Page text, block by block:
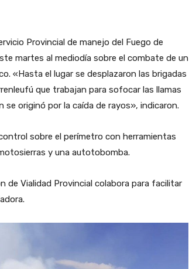
Provincial de manejo del Fuego de
martes al mediodía sobre el combate de un
«Hasta el lugar se desplazaron las brigadas
que trabajan para sofocar las llamas
originó por la caída de rayos», indicaron.
sobre el perímetro con herramientas
y una autotobomba.
de Vialidad Provincial colabora para facilitar